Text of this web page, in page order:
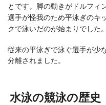
とです。脚の動きがドルフィ
選手が怪我のため平泳ぎのキ
クで泳いだのが始まりでした。
従来の平泳ぎで泳ぐ選手が少
分離されました。
水泳の競泳の歴史